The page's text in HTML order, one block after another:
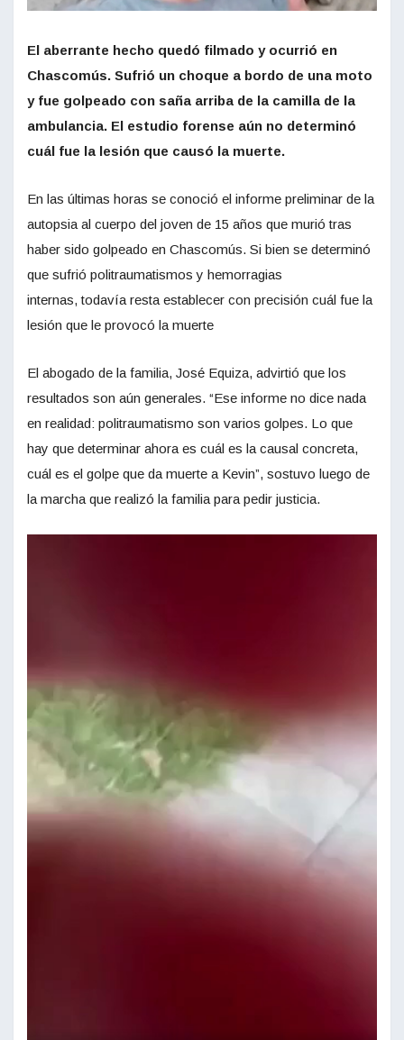
El aberrante hecho quedó filmado y ocurrió en
Chascomús. Sufrió un choque a bordo de una moto
y fue golpeado con saña arriba de la camilla de la
ambulancia. El estudio forense aún no determinó
cuál fue la lesión que causó la muerte.
En las últimas horas se conoció el informe preliminar de la
autopsia al cuerpo del joven de 15 años que murió tras
haber sido golpeado en Chascomús. Si bien se determinó
que sufrió politraumatismos y hemorragias
internas, todavía resta establecer con precisión cuál fue la
lesión que le provocó la muerte
El abogado de la familia, José Equiza, advirtió que los
resultados son aún generales. “Ese informe no dice nada
en realidad: politraumatismo son varios golpes. Lo que
hay que determinar ahora es cuál es la causal concreta,
cuál es el golpe que da muerte a Kevin”, sostuvo luego de
la marcha que realizó la familia para pedir justicia.